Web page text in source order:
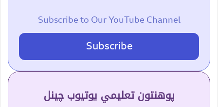
Subscribe to Our YouTube Channel
Subscribe
پوهنتون تعلیمي یوتیوب چینل